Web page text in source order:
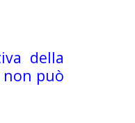
della
non può